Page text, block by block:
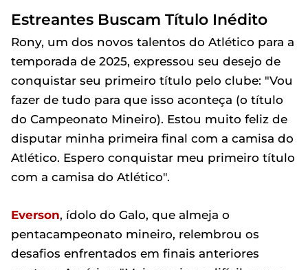
Estreantes Buscam Título Inédito
Rony, um dos novos talentos do Atlético para a
temporada de 2025, expressou seu desejo de
conquistar seu primeiro título pelo clube: "Vou
fazer de tudo para que isso aconteça (o título
do Campeonato Mineiro). Estou muito feliz de
disputar minha primeira final com a camisa do
Atlético. Espero conquistar meu primeiro título
com a camisa do Atlético".
Everson, ídolo do Galo, que almeja o
pentacampeonato mineiro, relembrou os
desafios enfrentados em finais anteriores